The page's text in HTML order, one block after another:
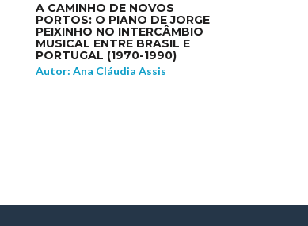
A CAMINHO DE NOVOS
PORTOS: O PIANO DE JORGE
PEIXINHO NO INTERCÂMBIO
MUSICAL ENTRE BRASIL E
PORTUGAL (1970-1990)
Autor: Ana Cláudia Assis